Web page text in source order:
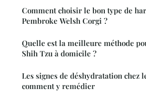
Comment choisir le bon type de
Pembroke Welsh Corgi ?
Quelle est la meilleure méthode
Shih Tzu à domicile ?
Les signes de déshydratation chez
comment y remédier